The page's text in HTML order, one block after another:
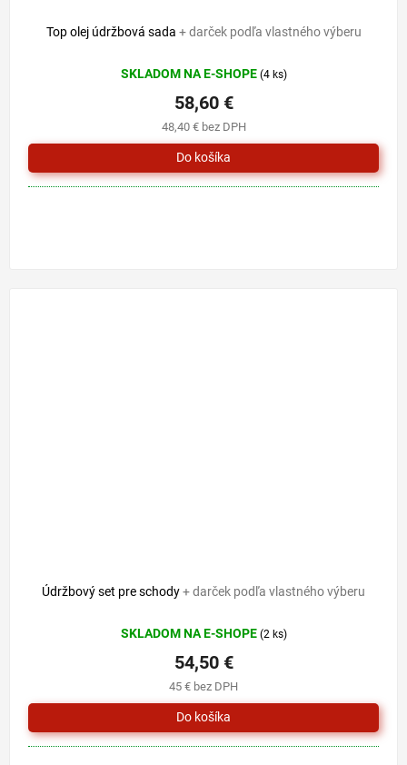
Top olej údržbová sada + darček podľa vlastného výberu
SKLADOM NA E-SHOPE (4 ks)
48,40 € bez DPH
58,60 €
Údržbový set pre schody+ darček podľa vlastného výberu
SKLADOM NA E-SHOPE (2 ks)
45 € bez DPH
54,50 €